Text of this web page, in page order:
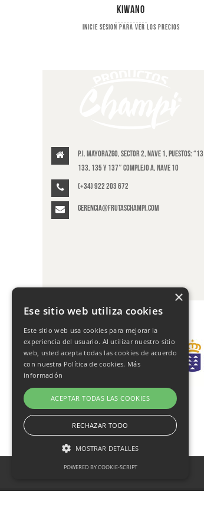
Kiwano
Inicie sesion para ver los precios
P.I. Mayorazgo, Sector 2, Nave 1, puestos:
133, 135 y 137″ Complejo A, Nave 10
(+34) 922 203 672
gerencia@frutaschampi.com
×
Ese sitio web utiliza cookies
Este sitio web usa cookies para mejorar la
experiencia del usuario. Al utilizar nuestro sitio
web, usted acepta todas las cookies de acuerdo
con nuestra Política de cookies. Más
información
ACEPTAR TODAS LAS COOKIES
RECHAZAR TODO
MOSTRAR DETALLES
POWERED BY COOKIE-SCRIPT